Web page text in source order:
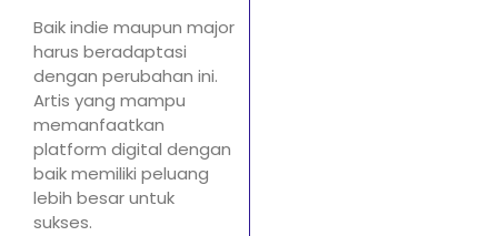
Baik indie maupun major
harus beradaptasi
dengan perubahan ini.
Artis yang mampu
memanfaatkan
platform digital dengan
baik memiliki peluang
lebih besar untuk
sukses.